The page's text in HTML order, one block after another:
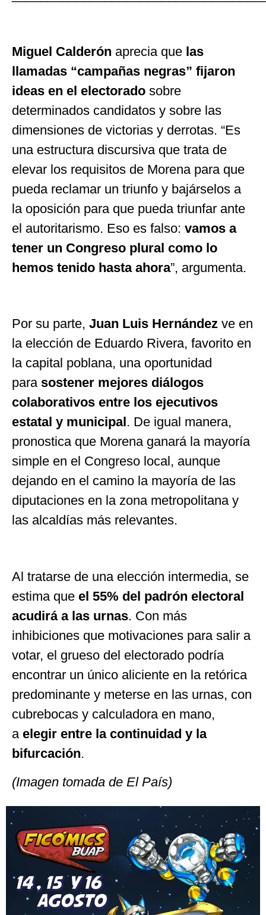
Miguel Calderón aprecia que las
llamadas “campañas negras” fijaron
ideas en el electorado sobre
determinados candidatos y sobre las
dimensiones de victorias y derrotas. “Es
una estructura discursiva que trata de
elevar los requisitos de Morena para que
pueda reclamar un triunfo y bajárselos a
la oposición para que pueda triunfar ante
el autoritarismo. Eso es falso: vamos a
tener un Congreso plural como lo
hemos tenido hasta ahora”, argumenta.
Por su parte, Juan Luis Hernández ve en
la elección de Eduardo Rivera, favorito en
la capital poblana, una oportunidad
para sostener mejores diálogos
colaborativos entre los ejecutivos
estatal y municipal . De igual manera,
pronostica que Morena ganará la mayoría
simple en el Congreso local, aunque
dejando en el camino la mayoría de las
diputaciones en la zona metropolitana y
las alcaldías más relevantes.
Al tratarse de una elección intermedia, se
estima que el 55% del padrón electoral
acudirá a las urnas. Con más
inhibiciones que motivaciones para salir a
votar, el grueso del electorado podría
encontrar un único aliciente en la retórica
predominante y meterse en las urnas, con
cubrebocas y calculadora en mano,
a elegir entre la continuidad y la
bifurcación.
(Imagen tomada de El País)